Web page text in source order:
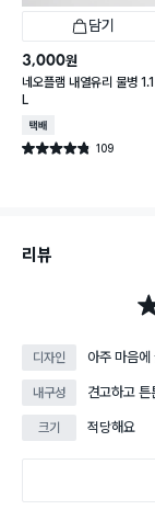
담기
3,000원
네오플램 내열유리 물병 1.1
L
택배배송
별점 4.8점 109
건 작성
리뷰
별
디자인 아주 마음에
내구성 견고하고 튼
크기 적당해요